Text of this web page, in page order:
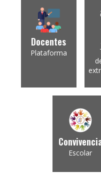
Docentes
Plataforma
Escolar